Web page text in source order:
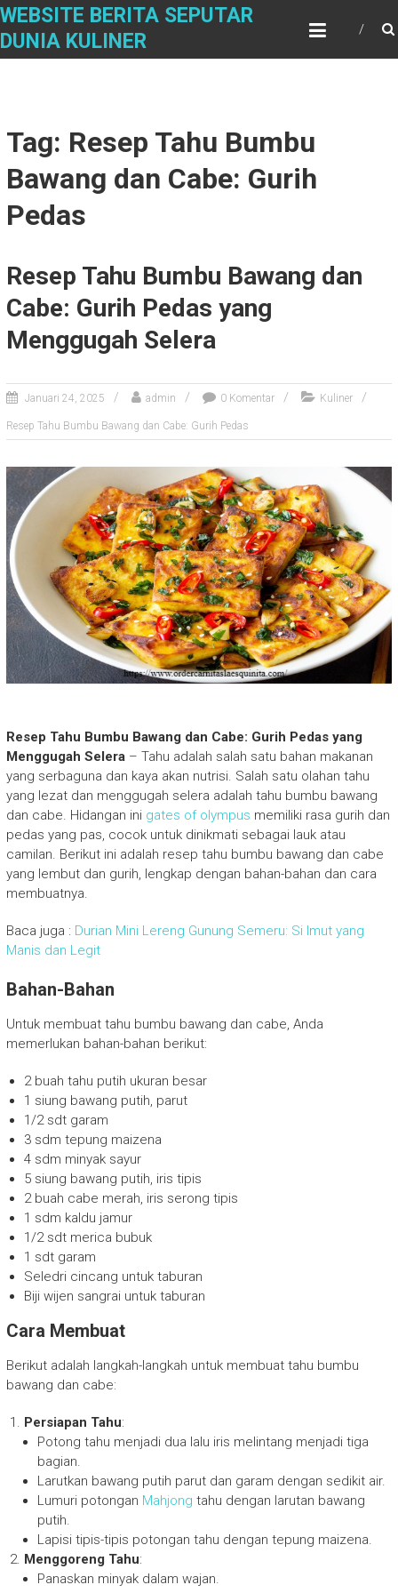
S
i
WEBSITE BERITA SEPUTAR
DUNIA KULINER
Tag: Resep Tahu Bumbu
Bawang dan Cabe: Gurih
Pedas
Resep Tahu Bumbu Bawang dan
Cabe: Gurih Pedas yang
Menggugah Selera
Januari 24, 2025 admin 0 Komentar Kuliner
Resep Tahu Bumbu Bawang dan Cabe: Gurih Pedas
Resep Tahu Bumbu Bawang dan Cabe: Gurih Pedas yang
Menggugah Selera– Tahu adalah salah satu bahan makanan
yang serbaguna dan kaya akan nutrisi. Salah satu olahan tahu
yang lezat dan menggugah selera adalah tahu bumbu bawang
dan cabe. Hidangan ini gates of olympus memiliki rasa gurih dan
pedas yang pas, cocok untuk dinikmati sebagai lauk atau
camilan. Berikut ini adalah resep tahu bumbu bawang dan cabe
yang lembut dan gurih, lengkap dengan bahan-bahan dan cara
membuatnya.
Baca juga : Durian Mini Lereng Gunung Semeru: Si Imut yang
Manis dan Legit
Bahan-Bahan
Untuk membuat tahu bumbu bawang dan cabe, Anda
memerlukan bahan-bahan berikut:
2 buah tahu putih ukuran besar
1 siung bawang putih, parut
1/2 sdt garam
3 sdm tepung maizena
4 sdm minyak sayur
5 siung bawang putih, iris tipis
2 buah cabe merah, iris serong tipis
1 sdm kaldu jamur
1/2 sdt merica bubuk
1 sdt garam
Seledri cincang untuk taburan
Biji wijen sangrai untuk taburan
Cara Membuat
Berikut adalah langkah-langkah untuk membuat tahu bumbu
bawang dan cabe:
Persiapan Tahu:
Potong tahu menjadi dua lalu iris melintang menjadi tiga
bagian.
Larutkan bawang putih parut dan garam dengan sedikit air.
Lumuri potongan Mahjong tahu dengan larutan bawang
putih.
Lapisi tipis-tipis potongan tahu dengan tepung maizena.
Menggoreng Tahu:
Panaskan minyak dalam wajan.